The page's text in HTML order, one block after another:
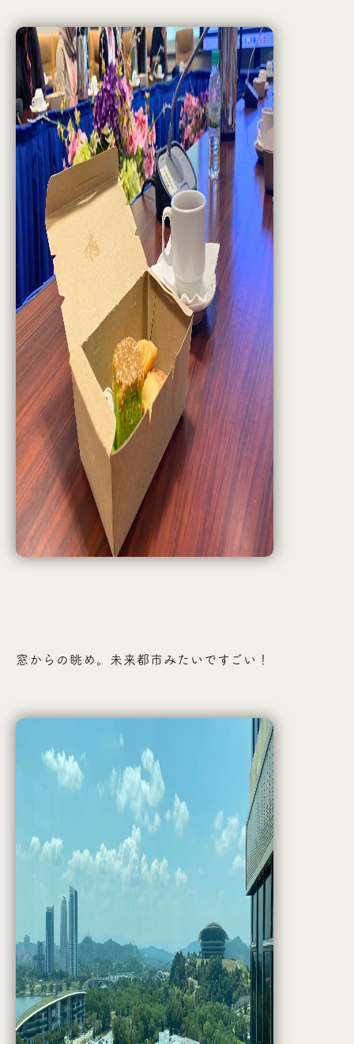
窓からの眺め。未来都市みたいですごい！